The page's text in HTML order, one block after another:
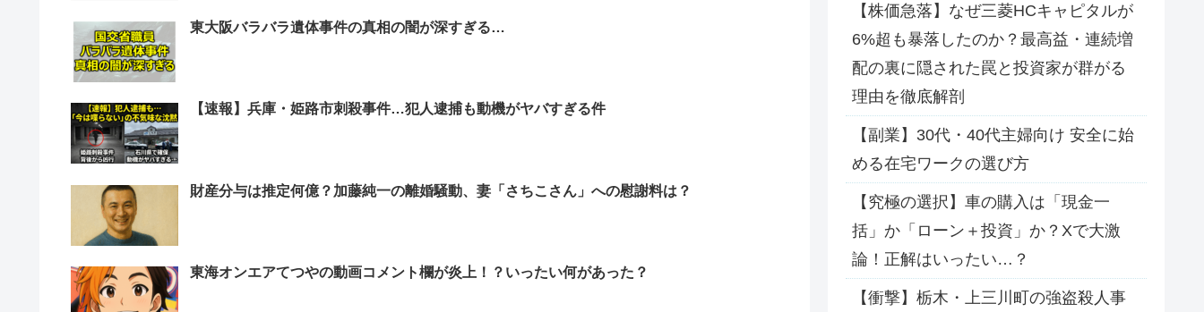
東大阪バラバラ遺体事件の真相の闇が深すぎる…
【速報】兵庫・姫路市刺殺事件…犯人逮捕も動機がヤバすぎる件
財産分与は推定何億？加藤純一の離婚騒動、妻「さちこさん」への慰謝料は？
東海オンエアてつやの動画コメント欄が炎上！？いったい何があった？
【株価急落】なぜ三菱HCキャピタルが
6%超も暴落したのか？最高益・連続増
配の裏に隠された罠と投資家が群がる
理由を徹底解剖
【副業】30代・40代主婦向け 安全に始
める在宅ワークの選び方
【究極の選択】車の購入は「現金一
括」か「ローン＋投資」か？Xで大激
論！正解はいったい…？
【衝撃】栃木・上三川町の強盗殺人事